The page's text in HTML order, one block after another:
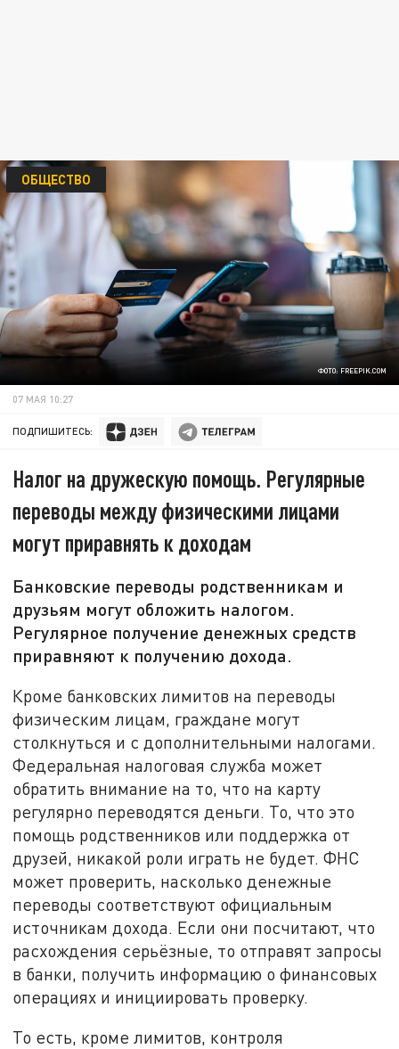
ФОТО: FREEPIK.COM
ОБЩЕСТВО
07 МАЯ 10:27
ПОДПИШИТЕСЬ:
Налог на дружескую помощь. Регулярные
переводы между физическими лицами
могут приравнять к доходам
Банковские переводы родственникам и
друзьям могут обложить налогом.
Регулярное получение денежных средств
приравняют к получению дохода.
Кроме банковских лимитов на переводы
физическим лицам, граждане могут
столкнуться и с дополнительными налогами.
Федеральная налоговая служба может
обратить внимание на то, что на карту
регулярно переводятся деньги. То, что это
помощь родственников или поддержка от
друзей, никакой роли играть не будет. ФНС
может проверить, насколько денежные
переводы соответствуют официальным
источникам дохода. Если они посчитают, что
расхождения серьёзные, то отправят запросы
в банки, получить информацию о финансовых
операциях и инициировать проверку.
То есть, кроме лимитов, контроля